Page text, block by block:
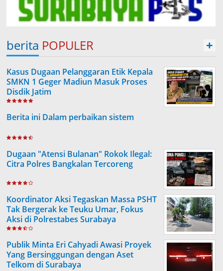
berita POPULER +
Kasus Dugaan Pelanggaran Etik Kepala
SMKN 1 Geger Madiun Masuk Proses
Disdik Jatim
Berita ini Dalam perbaikan sistem
Dugaan "Atensi Bulanan" Rokok Ilegal:
Citra Polres Bangkalan Tercoreng
Koordinator Aksi Tegaskan Massa PSHT
Tak Bergerak ke Teuku Umar, Fokus
Aksi di Polrestabes Surabaya
Publik Minta Eri Cahyadi Awasi Proyek
Yang Bersinggungan dengan Aset
Telkom di Surabaya